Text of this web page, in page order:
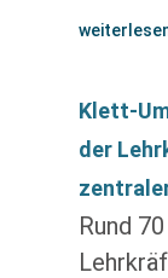
Klett-
der
Rund